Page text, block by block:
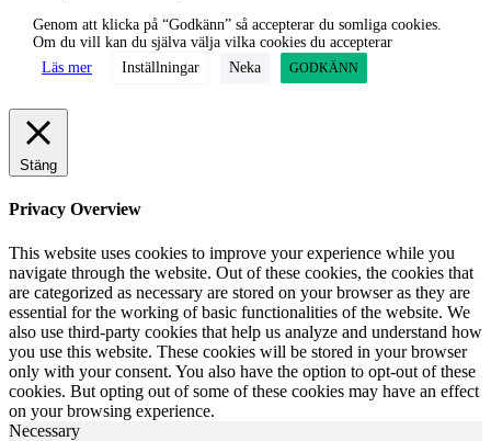
Genom att klicka på “Godkänn” så accepterar du somliga cookies.
Om du vill kan du själva välja vilka cookies du accepterar
Läs mer
Inställningar Neka GODKÄNN
Stäng
Privacy Overview
This website uses cookies to improve your experience while you
navigate through the website. Out of these cookies, the cookies that
are categorized as necessary are stored on your browser as they are
essential for the working of basic functionalities of the website. We
also use third-party cookies that help us analyze and understand how
you use this website. These cookies will be stored in your browser
only with your consent. You also have the option to opt-out of these
cookies. But opting out of some of these cookies may have an effect
on your browsing experience.
Necessary